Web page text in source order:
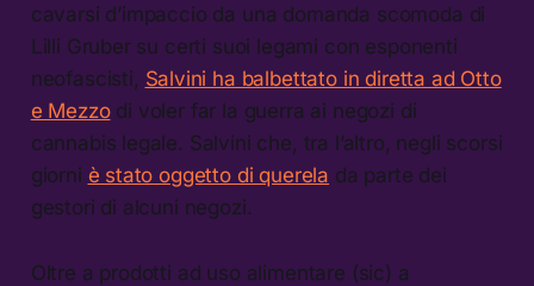
cavarsi d’impaccio da una domanda scomoda di
Lilli Gruber su certi suoi legami con esponenti
neofascisti, Salvini ha balbettato in diretta ad Otto
e Mezzodi voler far la guerra ai negozi di
cannabis legale. Salvini che, tra l’altro, negli scorsi
giorni è stato oggetto di querela da parte dei
gestori di alcuni negozi.
Oltre a prodotti ad uso alimentare (sic) a